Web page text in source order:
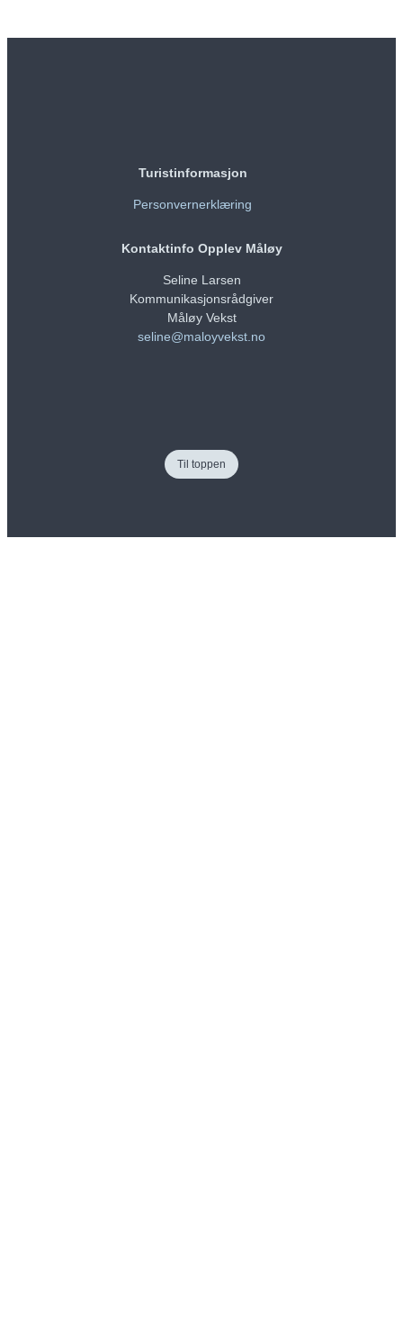
Turistinformasjon
Personvernerklæring
Kontaktinfo Opplev Måløy
Seline Larsen
Kommunikasjonsrådgiver
Måløy Vekst
seline@maloyvekst.no
Til toppen